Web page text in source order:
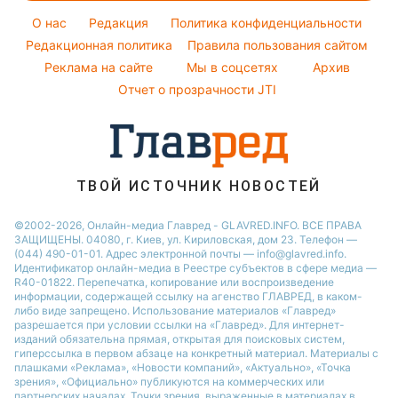
Алла Пугачева
Максим Галкин
Настя Каменских
Пылевая буря
Красивый маникюр
Модные ошибки
Новости моды
Советы от Андре Тана
O нас Редакция
Политика конфиденциальности
Редакционная политика
Правила пользования сайтом
Реклама на сайте
Мы в соцсетях
Архив
Отчет о прозрачности JTI
ТВОЙ ИСТОЧНИК НОВОСТЕЙ
©2002-2026, Онлайн-медиа Главред - GLAVRED.INFO. ВСЕ ПРАВА
ЗАЩИЩЕНЫ. 04080, г. Киев, ул. Кириловская, дом 23. Телефон —
(044) 490-01-01. Адрес электронной почты — info@glavred.info.
Идентификатор онлайн-медиа в Реестре cубъектов в сфере медиа —
R40-01822. Перепечатка, копирование или воспроизведение
информации, содержащей ссылку на агенство ГЛАВРЕД, в каком-
либо виде запрещено. Использование материалов «Главред»
разрешается при условии ссылки на «Главред». Для интернет-
изданий обязательна прямая, открытая для поисковых систем,
гиперссылка в первом абзаце на конкретный материал. Материалы с
плашками «Реклама», «Новости компаний», «Актуально», «Точка
зрения», «Официально» публикуются на коммерческих или